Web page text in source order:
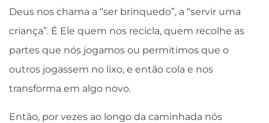
Deus nos chama a “ser brinquedo”, a “servir uma
criança”. É Ele quem nos recicla, quem recolhe as
partes que nós jogamos ou permitimos que o
outros jogassem no lixo, e então cola e nos
transforma em algo novo.
Então, por vezes ao longo da caminhada nós